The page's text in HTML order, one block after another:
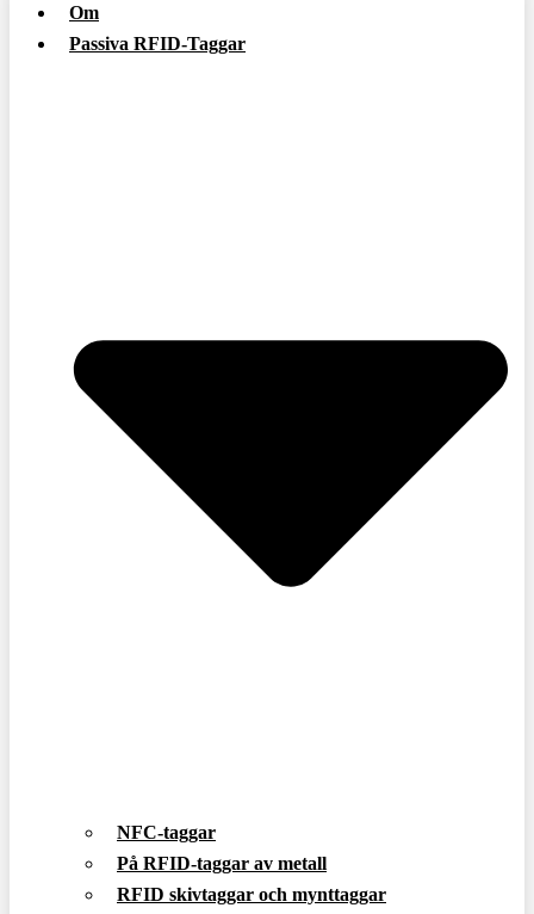
Om
Passiva RFID-Taggar
NFC-taggar
På RFID-taggar av metall
RFID skivtaggar och mynttaggar